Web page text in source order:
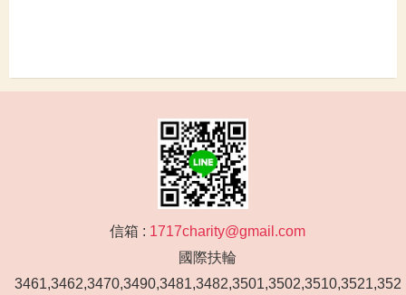
信箱 : 1717charity@gmail.com
國際扶輪
3461,3462,3470,3490,3481,3482,3501,3502,3510,3521,352